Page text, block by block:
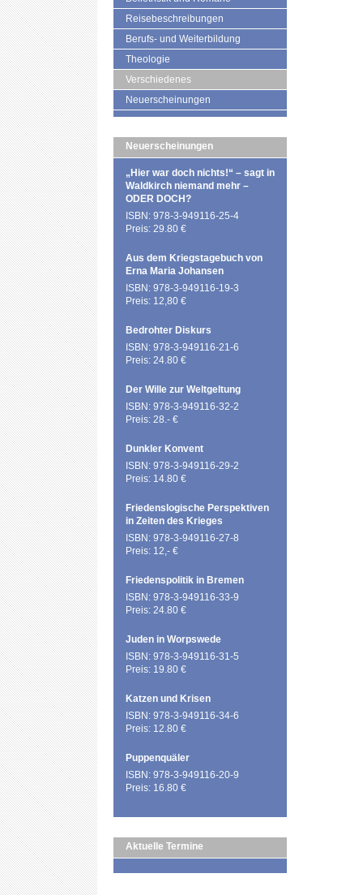
Reisebeschreibungen
Berufs- und Weiterbildung
Theologie
Verschiedenes
Neuerscheinungen
Neuerscheinungen
„Hier war doch nichts!“ – sagt in
Waldkirch niemand mehr –
ODER DOCH?
ISBN: 978-3-949116-25-4
Preis: 29.80 €
Aus dem Kriegstagebuch von
Erna Maria Johansen
ISBN: 978-3-949116-19-3
Preis: 12,80 €
Bedrohter Diskurs
ISBN: 978-3-949116-21-6
Preis: 24.80 €
Der Wille zur Weltgeltung
ISBN: 978-3-949116-32-2
Preis: 28.- €
Dunkler Konvent
ISBN: 978-3-949116-29-2
Preis: 14.80 €
Friedenslogische Perspektiven
in Zeiten des Krieges
ISBN: 978-3-949116-27-8
Preis: 12,- €
Friedenspolitik in Bremen
ISBN: 978-3-949116-33-9
Preis: 24.80 €
Juden in Worpswede
ISBN: 978-3-949116-31-5
Preis: 19.80 €
Katzen und Krisen
ISBN: 978-3-949116-34-6
Preis: 12.80 €
Puppenquäler
ISBN: 978-3-949116-20-9
Preis: 16.80 €
Aktuelle Termine